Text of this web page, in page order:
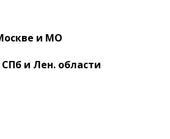
и МО
и Лен. области